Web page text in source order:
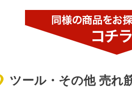
ツール・その他 売れ